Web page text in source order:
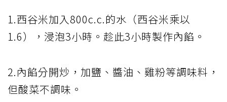
1.西谷米加入800c.c.的水（西谷米乘以
1.6），浸泡3小時。趁此3小時製作內餡。
2.內餡分開炒，加鹽、醬油、雞粉等調味料，
但酸菜不調味。